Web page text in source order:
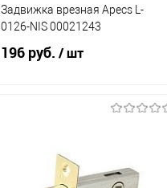
Задвижка врезная Apecs L-
0126-NIS 00021243
196 руб. / шт
Купить в 1 клик
сравнению